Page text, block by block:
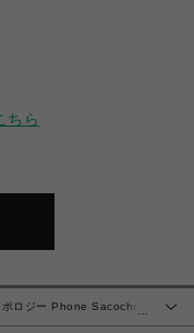
ちら
ロジー Phone Sacoche